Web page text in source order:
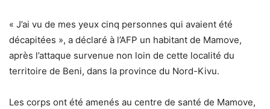
« J’ai vu de mes yeux cinq personnes qui avaient été
décapitées », a déclaré à l’AFP un habitant de Mamove,
après l’attaque survenue non loin de cette localité du
territoire de Beni, dans la province du Nord-Kivu.
Les corps ont été amenés au centre de santé de Mamove,